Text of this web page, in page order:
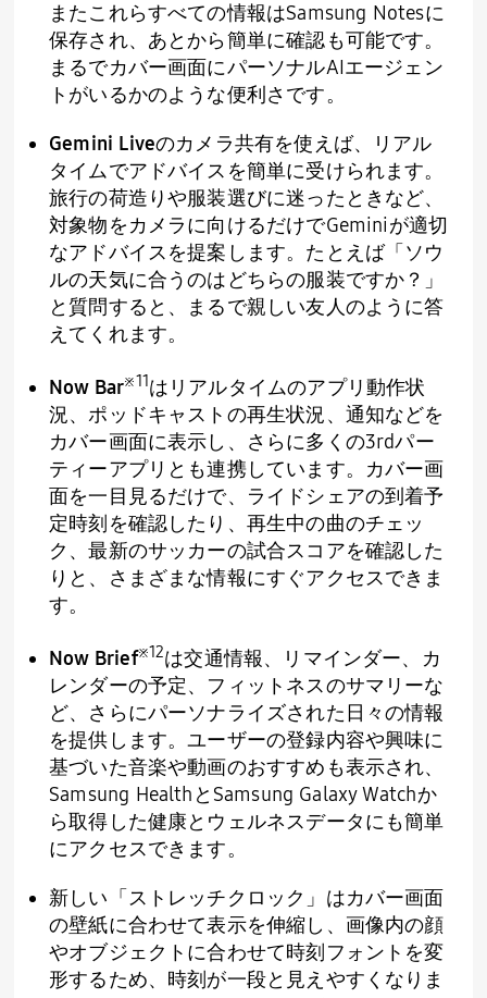
またこれらすべての情報はSamsung Notesに
保存され、あとから簡単に確認も可能です。
まるでカバー画面にパーソナルAIエージェン
トがいるかのような便利さです。
Gemini Liveのカメラ共有を使えば、リアル
タイムでアドバイスを簡単に受けられます。
旅行の荷造りや服装選びに迷ったときなど、
対象物をカメラに向けるだけでGeminiが適切
なアドバイスを提案します。たとえば「ソウ
ルの天気に合うのはどちらの服装ですか？」
と質問すると、まるで親しい友人のように答
えてくれます。
Now Bar※11はリアルタイムのアプリ動作状
況、ポッドキャストの再生状況、通知などを
カバー画面に表示し、さらに多くの3rdパー
ティーアプリとも連携しています。カバー画
面を一目見るだけで、ライドシェアの到着予
定時刻を確認したり、再生中の曲のチェッ
ク、最新のサッカーの試合スコアを確認した
りと、さまざまな情報にすぐアクセスできま
す。
Now Brief※12は交通情報、リマインダー、カ
レンダーの予定、フィットネスのサマリーな
ど、さらにパーソナライズされた日々の情報
を提供します。ユーザーの登録内容や興味に
基づいた音楽や動画のおすすめも表示され、
Samsung Health と Samsung Galaxy Watchか
ら取得した健康とウェルネスデータにも簡単
にアクセスできます。
新しい「ストレッチクロック」はカバー画面
の壁紙に合わせて表示を伸縮し、画像内の顔
やオブジェクトに合わせて時刻フォントを変
形するため、時刻が一段と見えやすくなりま